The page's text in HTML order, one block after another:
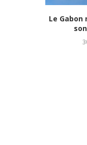
Le Gabon